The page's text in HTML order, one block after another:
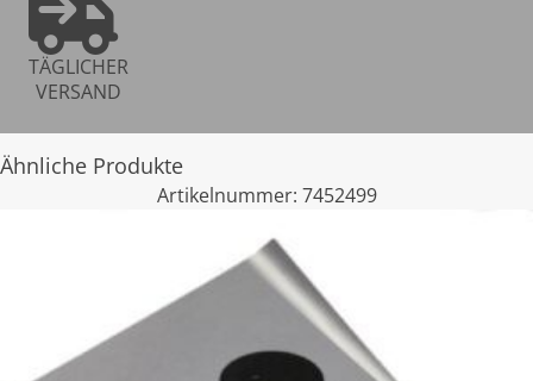
TÄGLICHER
VERSAND
Ähnliche Produkte
Artikelnummer: 7452499